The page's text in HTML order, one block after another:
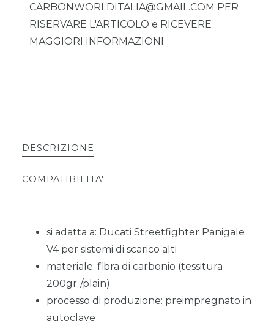
CARBONWORLDITALIA@GMAIL.COM PER
RISERVARE L'ARTICOLO e RICEVERE
MAGGIORI INFORMAZIONI
DESCRIZIONE
COMPATIBILITA'
si adatta a: Ducati Streetfighter Panigale
V4 per sistemi di scarico alti
materiale: fibra di carbonio (tessitura
200gr./plain)
processo di produzione: preimpregnato in
autoclave